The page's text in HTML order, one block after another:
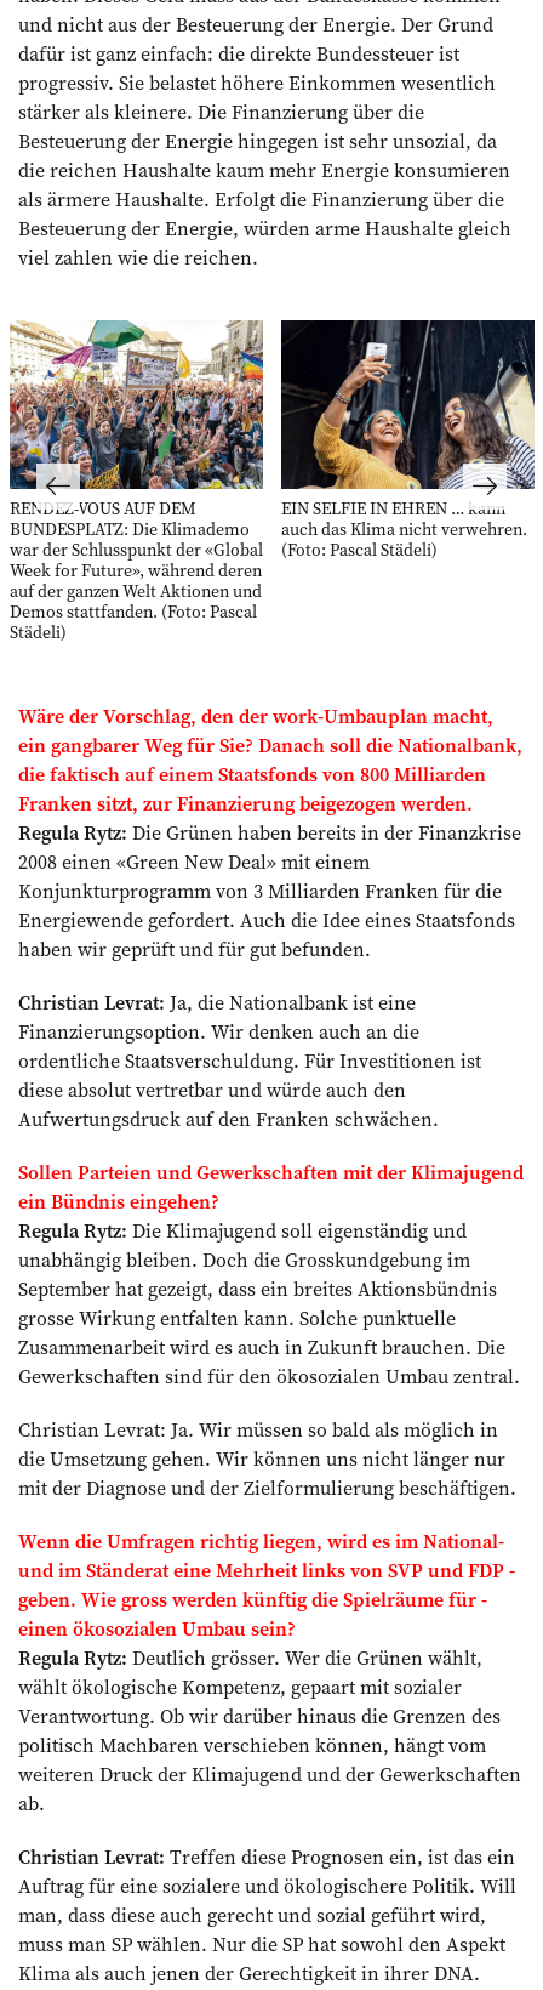
und nicht aus der Besteuerung der Energie. Der Grund
dafür ist ganz einfach: die direkte Bundessteuer ist
progressiv. Sie belastet höhere Einkommen wesentlich
stärker als kleinere. Die Finanzierung über die
Besteuerung der Energie hingegen ist sehr unsozial, da
die reichen Haushalte kaum mehr Energie konsumieren
als ärmere Haushalte. Erfolgt die Finanzierung über die
Besteuerung der Energie, würden arme Haushalte gleich
viel zahlen wie die reichen.
RENDEZ-VOUS AUF DEM
BUNDESPLATZ: Die Klimademo
war der Schlusspunkt der «Global
Week for Future», während deren
auf der ganzen Welt Aktionen und
Demos stattfanden. (Foto: Pascal
Städeli)
EIN SELFIE IN EHREN … kann
auch das Klima nicht verwehren.
(Foto: Pascal Städeli)
Wäre der Vorschlag, den der work-Umbau­plan macht,
ein gangbarer Weg für Sie? Danach soll die Nationalbank,
die ­faktisch auf einem Staatsfonds von ­800 Milliarden
Franken sitzt, zur Finanzierung beigezogen werden.
Regula Rytz: Die Grünen haben bereits in der Finanzkrise
2008 einen «Green New Deal» mit einem
Konjunkturprogramm von 3 Milliarden Franken für die
Energiewende gefordert. Auch die Idee eines Staatsfonds
haben wir geprüft und für gut befunden.
Christian Levrat: Ja, die Nationalbank ist eine
Finanzierungsoption. Wir denken auch an die
ordentliche Staatsverschuldung. Für Investitionen ist
diese absolut vertretbar und würde auch den
Aufwertungsdruck auf den Franken schwächen.
Sollen Parteien und Gewerkschaften mit der Klimajugend
ein Bündnis eingehen?
Regula Rytz: Die Klimajugend soll eigenständig und
unabhängig bleiben. Doch die Grosskundgebung im
September hat gezeigt, dass ein breites Aktionsbündnis
grosse Wirkung entfalten kann. Solche punktuelle
Zusammenarbeit wird es auch in Zukunft brauchen. Die
Gewerkschaften sind für den ökosozialen Umbau zentral.
Christian Levrat: Ja. Wir müssen so bald als möglich in
die Umsetzung gehen. Wir können uns nicht länger nur
mit der Diagnose und der Zielformulierung beschäftigen.
Wenn die Umfragen richtig liegen, wird es im National-
und im Ständerat eine Mehrheit links von SVP und FDP ­
geben. Wie gross werden künftig die Spielrä­ume für ­
einen ökosozialen Umbau sein?
Regula Rytz: Deutlich grösser. Wer die Grünen wählt,
wählt ökologische Kompetenz, gepaart mit sozialer
Verantwortung. Ob wir darüber hinaus die Grenzen des
politisch Machbaren verschieben können, hängt vom
weiteren Druck der Klimajugend und der Gewerkschaften
ab.
Christian Levrat: Treffen diese Prognosen ein, ist das ein
Auftrag für eine sozialere und ökologischere Politik. Will
man, dass diese auch gerecht und sozial geführt wird,
muss man SP wählen. Nur die SP hat sowohl den Aspekt
Klima als auch jenen der Gerechtigkeit in ihrer DNA.